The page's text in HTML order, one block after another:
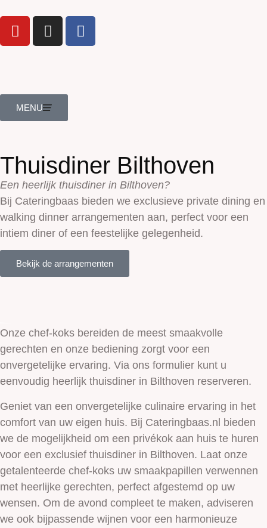
MENU
Thuisdiner Bilthoven
Een heerlijk thuisdiner in Bilthoven?
Bij Cateringbaas bieden we exclusieve private dining en
walking dinner arrangementen aan, perfect voor een
intiem diner of een feestelijke gelegenheid.
Bekijk de arrangementen
Onze chef-koks bereiden de meest smaakvolle
gerechten en onze bediening zorgt voor een
onvergetelijke ervaring. Via ons formulier kunt u
eenvoudig heerlijk thuisdiner in Bilthoven reserveren.
Geniet van een onvergetelijke culinaire ervaring in het
comfort van uw eigen huis. Bij Cateringbaas.nl bieden
we de mogelijkheid om een privékok aan huis te huren
voor een exclusief thuisdiner in Bilthoven. Laat onze
getalenteerde chef-koks uw smaakpapillen verwennen
met heerlijke gerechten, perfect afgestemd op uw
wensen. Om de avond compleet te maken, adviseren
we ook bijpassende wijnen voor een harmonieuze